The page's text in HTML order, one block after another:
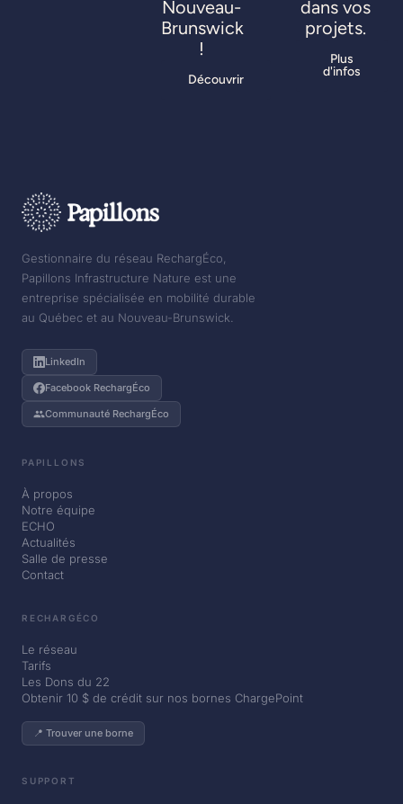
Nouveau-
Brunswick
!
Découvrir
dans vos
projets.
Plus
d'infos
Gestionnaire du réseau RechargÉco,
Papillons Infrastructure Nature est une
entreprise spécialisée en mobilité durable
au Québec et au Nouveau-Brunswick.
LinkedIn
Facebook RechargÉco
Communauté RechargÉco
PAPILLONS
À propos
Notre équipe
ECHO
Actualités
Salle de presse
Contact
RECHARGÉCO
Le réseau
Tarifs
Les Dons du 22
Obtenir 10 $ de crédit sur nos bornes ChargePoint
📍 Trouver une borne
SUPPORT